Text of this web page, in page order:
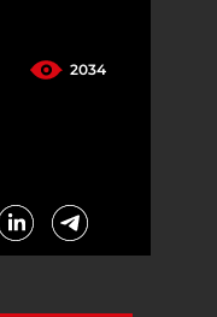
2034